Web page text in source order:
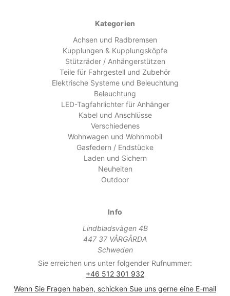
Kategorien
Achsen und Radbremsen
Kupplungen & Kupplungsköpfe
Stützräder / Anhängerstützen
Teile für Fahrgestell und Zubehör
Elektrische Systeme und Beleuchtung
Beleuchtung
LED-Tagfahrlichter für Anhänger
Kabel und Anschlüsse
Verschiedenes
Wohnwagen und Wohnmobil
Gasfedern / Endstücke
Laden und Sichern
Neuheiten
Outdoor
Info
Lindbladsvägen 4B
447 37 VÅRGÅRDA
Schweden
Sie erreichen uns unter folgender Rufnummer:
+46 512 301 932
Wenn Sie Fragen haben, schicken Sue uns gerne eine E-mail